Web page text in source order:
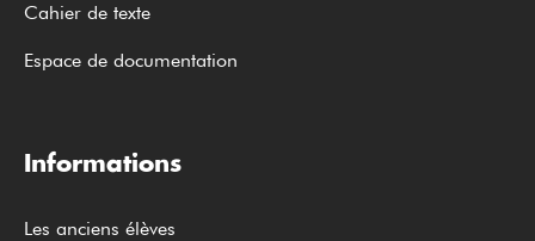
Cahier de texte
Espace de documentation
Informations
Les anciens élèves